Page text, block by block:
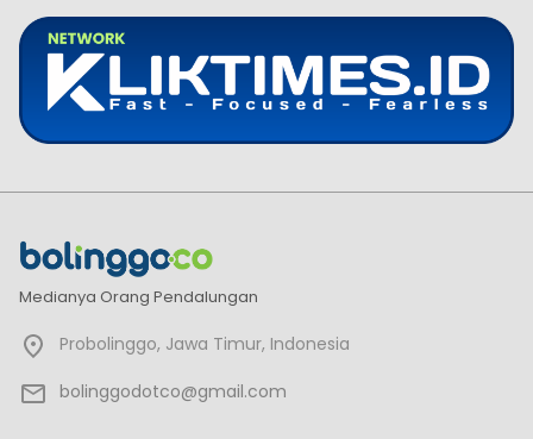
Medianya Orang Pendalungan
Probolinggo, Jawa Timur, Indonesia
bolinggodotco@gmail.com